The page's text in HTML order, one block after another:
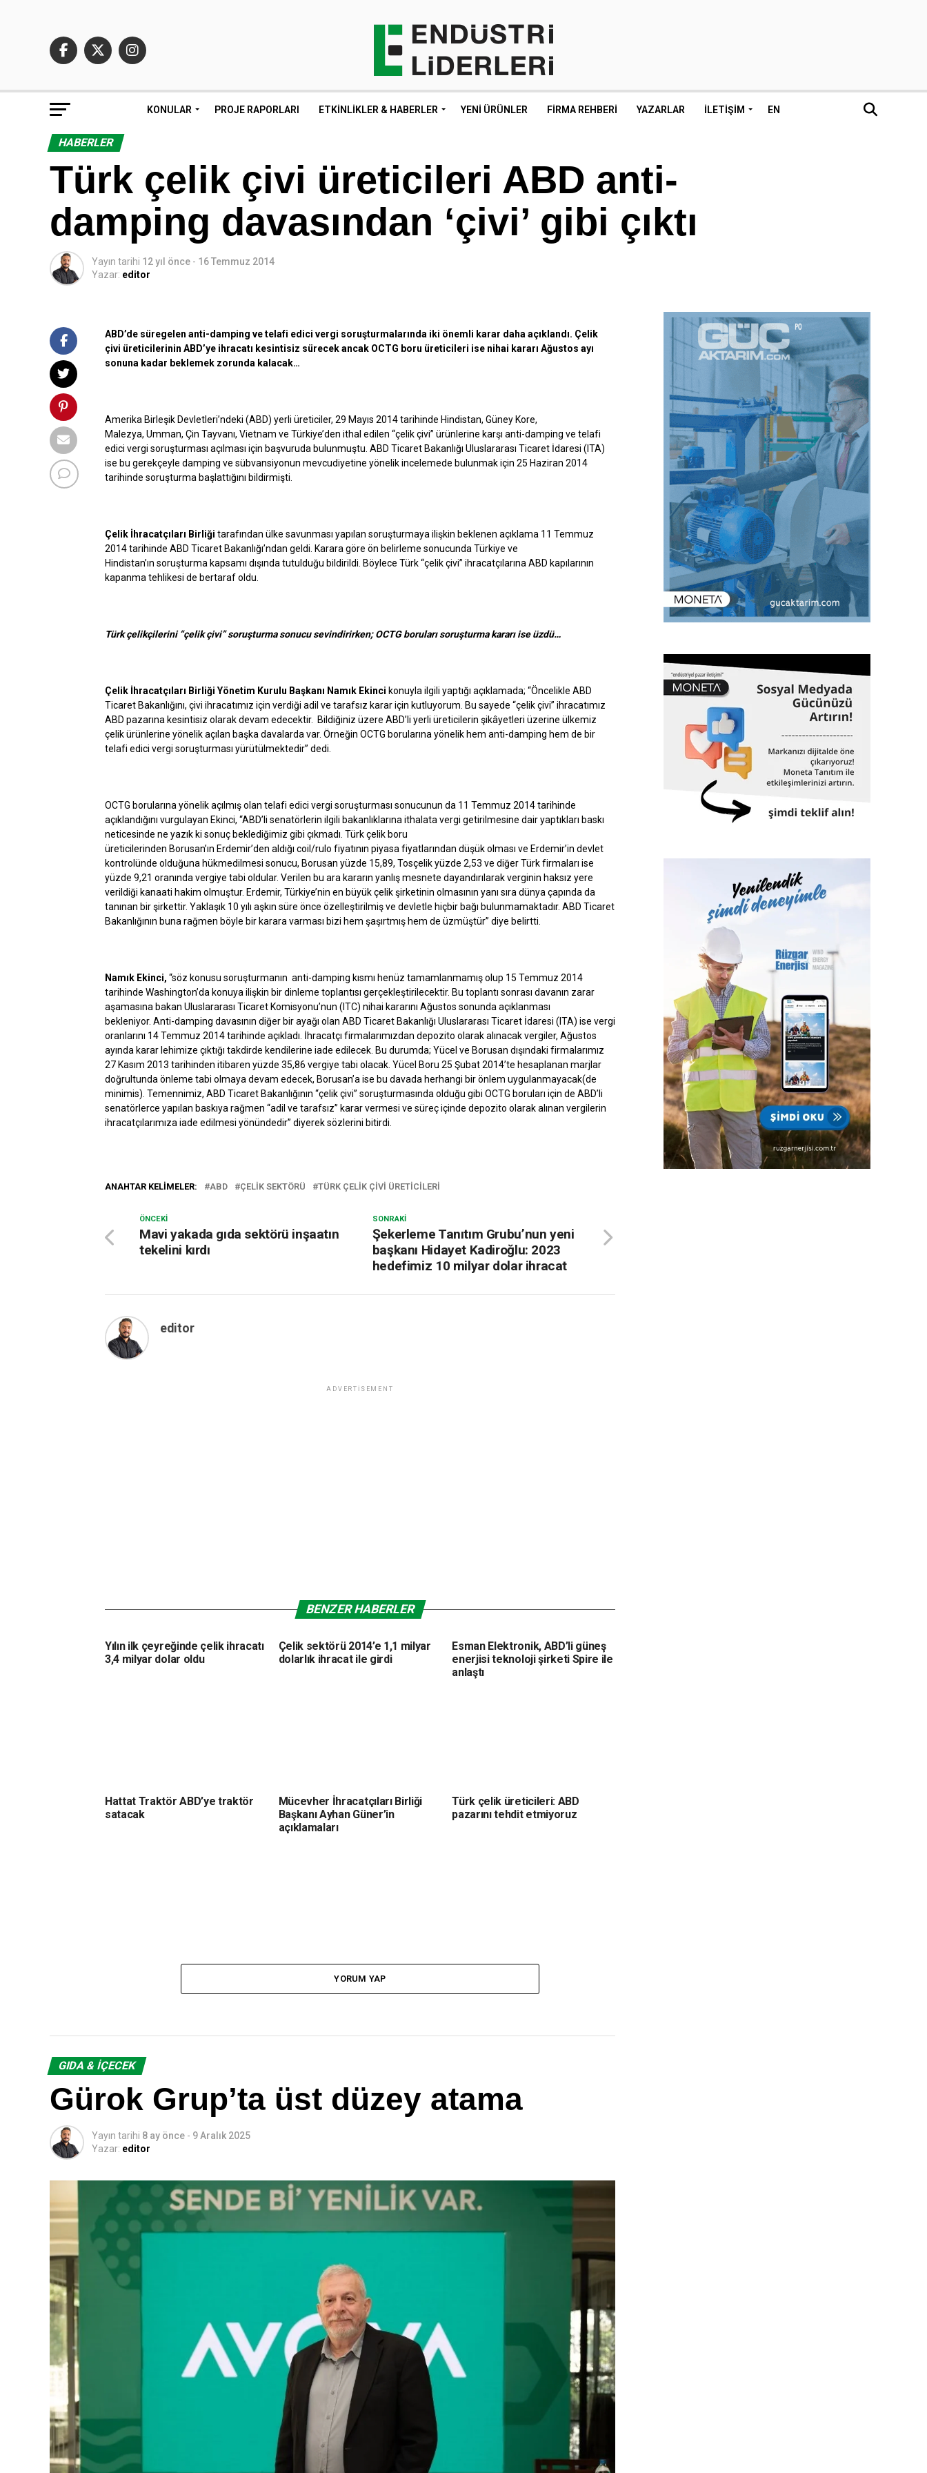
KONULAR PROJE RAPORLARI ETKINLIKLER & HABERLER YENI ÜRÜNLER FIRMA REHBERI YAZARLAR İLETIŞIM EN
HABERLER
Türk çelik çivi üreticileri ABD anti-
damping davasından ‘çivi’ gibi çıktı
Yayın tarihi 12 yıl önce - 16 Temmuz 2014
Yazar: editor
ABD’de süregelen anti-damping ve telafi edici vergi soruşturmalarında iki önemli karar daha açıklandı. Çelik
çivi üreticilerinin ABD’ye ihracatı kesintisiz sürecek ancak OCTG boru üreticileri ise nihai kararı Ağustos ayı
sonuna kadar beklemek zorunda kalacak…
Amerika Birleşik Devletleri’ndeki (ABD) yerli üreticiler, 29 Mayıs 2014 tarihinde Hindistan, Güney Kore,
Malezya, Umman, Çin Tayvanı, Vietnam ve Türkiye’den ithal edilen “çelik çivi” ürünlerine karşı anti-damping ve telafi
edici vergi soruşturması açılması için başvuruda bulunmuştu. ABD Ticaret Bakanlığı Uluslararası Ticaret İdaresi (ITA)
ise bu gerekçeyle damping ve sübvansiyonun mevcudiyetine yönelik incelemede bulunmak için 25 Haziran 2014
tarihinde soruşturma başlattığını bildirmişti.
Çelik İhracatçıları Birliği tarafından ülke savunması yapılan soruşturmaya ilişkin beklenen açıklama 11 Temmuz
2014 tarihinde ABD Ticaret Bakanlığı’ndan geldi. Karara göre ön belirleme sonucunda Türkiye ve
Hindistan’ın soruşturma kapsamı dışında tutulduğu bildirildi. Böylece Türk “çelik çivi” ihracatçılarına ABD kapılarının
kapanma tehlikesi de bertaraf oldu.
Türk çelikçilerini “çelik çivi” soruşturma sonucu sevindirirken; OCTG boruları soruşturma kararı ise üzdü…
Çelik İhracatçıları Birliği Yönetim Kurulu Başkanı Namık Ekinci konuyla ilgili yaptığı açıklamada; “Öncelikle ABD
Ticaret Bakanlığını, çivi ihracatımız için verdiği adil ve tarafsız karar için kutluyorum. Bu sayede “çelik çivi” ihracatımız
ABD pazarına kesintisiz olarak devam edecektir. Bildiğiniz üzere ABD’li yerli üreticilerin şikâyetleri üzerine ülkemiz
çelik ürünlerine yönelik açılan başka davalarda var. Örneğin OCTG borularına yönelik hem anti-damping hem de bir
telafi edici vergi soruşturması yürütülmektedir” dedi.
OCTG borularına yönelik açılmış olan telafi edici vergi soruşturması sonucunun da 11 Temmuz 2014 tarihinde
açıklandığını vurgulayan Ekinci, “ABD’li senatörlerin ilgili bakanlıklarına ithalata vergi getirilmesine dair yaptıkları baskı
neticesinde ne yazık ki sonuç beklediğimiz gibi çıkmadı. Türk çelik boru
üreticilerinden Borusan’ın Erdemir’den aldığı coil/rulo fiyatının piyasa fiyatlarından düşük olması ve Erdemir’in devlet
kontrolünde olduğuna hükmedilmesi sonucu, Borusan yüzde 15,89, Tosçelik yüzde 2,53 ve diğer Türk firmaları ise
yüzde 9,21 oranında vergiye tabi oldular. Verilen bu ara kararın yanlış mesnete dayandırılarak verginin haksız yere
verildiği kanaati hakim olmuştur. Erdemir, Türkiye’nin en büyük çelik şirketinin olmasının yanı sıra dünya çapında da
tanınan bir şirkettir. Yaklaşık 10 yılı aşkın süre önce özelleştirilmiş ve devletle hiçbir bağı bulunmamaktadır. ABD Ticaret
Bakanlığının buna rağmen böyle bir karara varması bizi hem şaşırtmış hem de üzmüştür” diye belirtti.
Namık Ekinci, “söz konusu soruşturmanın anti-damping kısmı henüz tamamlanmamış olup 15 Temmuz 2014
tarihinde Washington’da konuya ilişkin bir dinleme toplantısı gerçekleştirilecektir. Bu toplantı sonrası davanın zarar
aşamasına bakan Uluslararası Ticaret Komisyonu’nun (ITC) nihai kararını Ağustos sonunda açıklanması
bekleniyor. Anti-damping davasının diğer bir ayağı olan ABD Ticaret Bakanlığı Uluslararası Ticaret İdaresi (ITA) ise vergi
oranlarını 14 Temmuz 2014 tarihinde açıkladı. İhracatçı firmalarımızdan depozito olarak alınacak vergiler, Ağustos
ayında karar lehimize çıktığı takdirde kendilerine iade edilecek. Bu durumda; Yücel ve Borusan dışındaki firmalarımız
27 Kasım 2013 tarihinden itibaren yüzde 35,86 vergiye tabi olacak. Yücel Boru 25 Şubat 2014’te hesaplanan marjlar
doğrultunda önleme tabi olmaya devam edecek, Borusan’a ise bu davada herhangi bir önlem uygulanmayacak(de
minimis). Temennimiz, ABD Ticaret Bakanlığının “çelik çivi” soruşturmasında olduğu gibi OCTG boruları için de ABD’li
senatörlerce yapılan baskıya rağmen “adil ve tarafsız” karar vermesi ve süreç içinde depozito olarak alınan vergilerin
ihracatçılarımıza iade edilmesi yönündedir” diyerek sözlerini bitirdi.
ANAHTAR KELIMELER: ABD ÇELIK SEKTÖRÜ TÜRK ÇELIK ÇIVI ÜRETICILERI
SONRAKI
Şekerleme Tanıtım Grubu’nun yeni
başkanı Hidayet Kadiroğlu: 2023
hedefimiz 10 milyar dolar ihracat
ÖNCEKI
Mavi yakada gıda sektörü inşaatın
tekelini kırdı
editor
ADVERTISEMENT
BENZER HABERLER
Yılın ilk çeyreğinde çelik ihracatı
3,4 milyar dolar oldu
Çelik sektörü 2014’e 1,1 milyar
dolarlık ihracat ile girdi
Esman Elektronik, ABD’li güneş
enerjisi teknoloji şirketi Spire ile
anlaştı
Hattat Traktör ABD’ye traktör
satacak
Mücevher İhracatçıları Birliği
Başkanı Ayhan Güner’in
açıklamaları
Türk çelik üreticileri: ABD
pazarını tehdit etmiyoruz
YORUM YAP
GIDA & İÇECEK
Gürok Grup’ta üst düzey atama
Yayın tarihi 8 ay önce - 9 Aralık 2025
Yazar: editor